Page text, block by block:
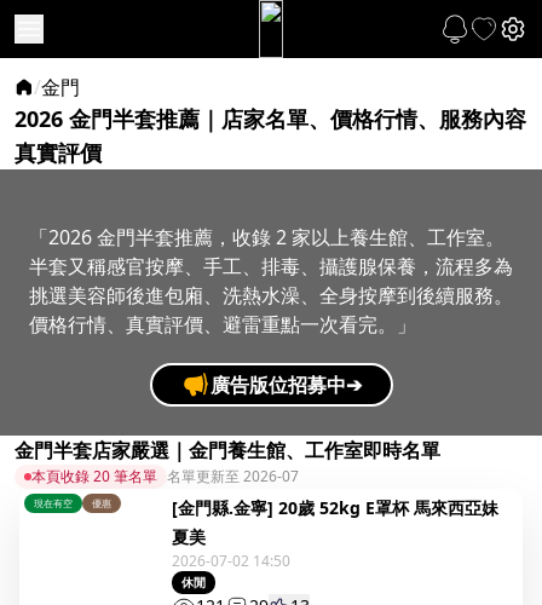
/金門
2026 金門半套推薦｜店家名單、價格行情、服務內容
真實評價
「2026 金門半套推薦，收錄 2 家以上養生館、工作室。
半套又稱感官按摩、手工、排毒、攝護腺保養，流程多為
挑選美容師後進包廂、洗熱水澡、全身按摩到後續服務。
價格行情、真實評價、避雷重點一次看完。」
廣告版位招募中➔
金門半套店家嚴選｜金門養生館、工作室即時名單
本頁收錄 20 筆名單 名單更新至 2026-07
現在有空 優惠
[金門縣.金寧] 20歲 52kg E罩杯 馬來西亞妹
夏美
2026-07-02 14:50
休閒